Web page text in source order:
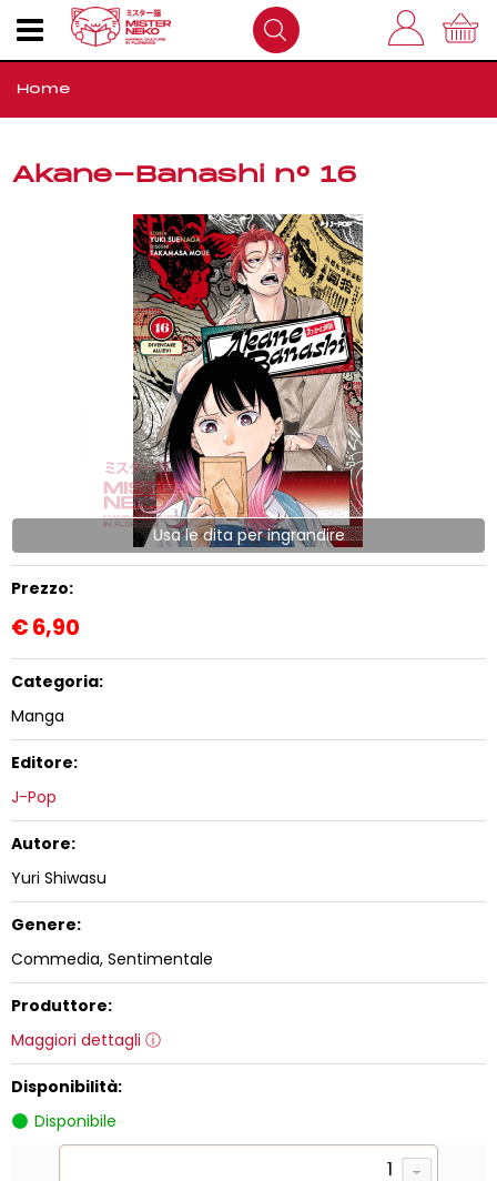
Home
Come Funziona
Dove Siamo
Akane-Banashi n° 16
Usa le dita per ingrandire
Prezzo:
€6,90
Categoria:
Manga
Editore:
J-Pop
Autore:
Yuri Shiwasu
Genere:
Commedia, Sentimentale
Produttore:
Maggiori dettagli
Disponibilità:
Disponibile